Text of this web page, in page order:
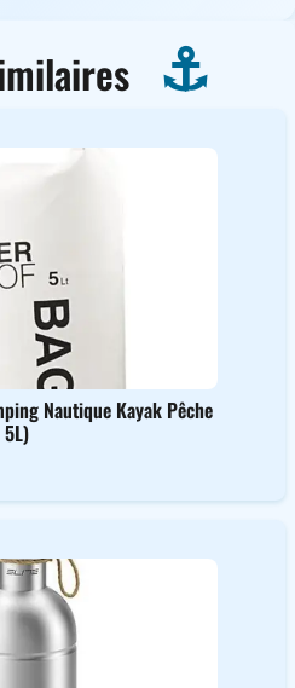
Nautique Kayak Pêche